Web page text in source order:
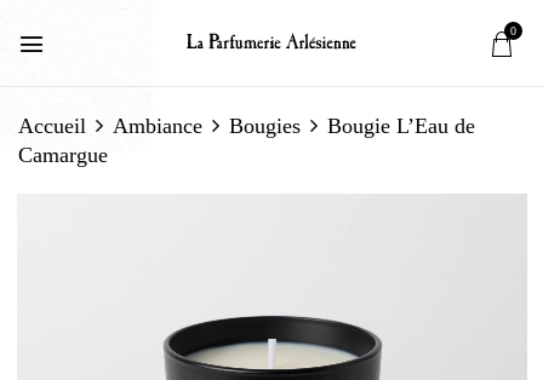
0
Accueil Ambiance Bougies
Bougie L’Eau de
Camargue